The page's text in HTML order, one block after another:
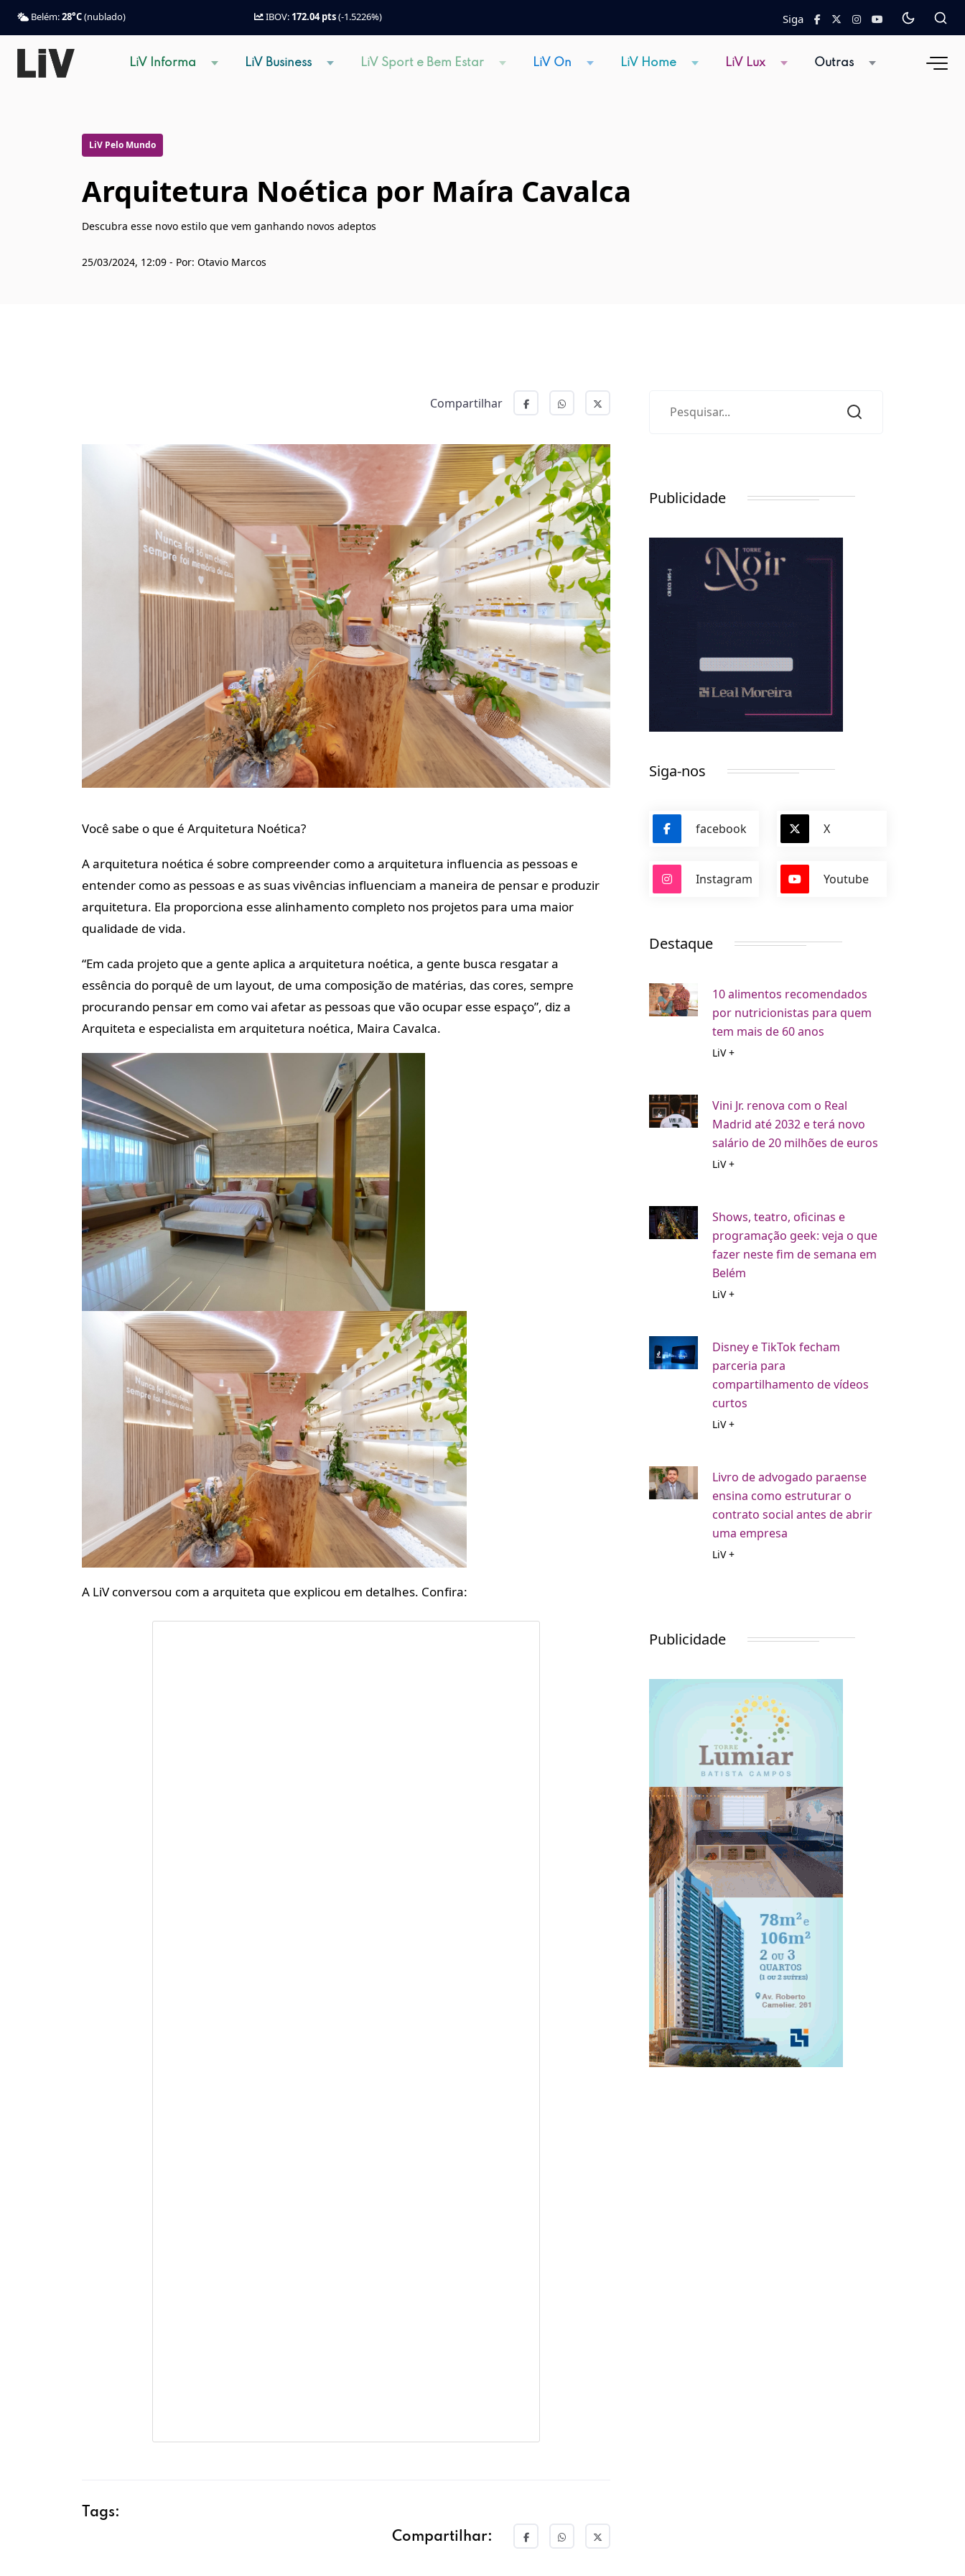
Belém:28°C(nublado) IBOV: 172.04 pts(-1.5226%) Siga
LiV Informa LiV Business LiV Sport e Bem Estar LiV On LiV Home LiV Lux Outras
LiV Pelo Mundo
Arquitetura Noética por Maíra Cavalca
Descubra esse novo estilo que vem ganhando novos adeptos
25/03/2024, 12:09 - Por: Otavio Marcos
Compartilhar
Você sabe o que é Arquitetura Noética?
A arquitetura noética é sobre compreender como a arquitetura influencia as pessoas e
entender como as pessoas e as suas vivências influenciam a maneira de pensar e produzir
arquitetura. Ela proporciona esse alinhamento completo nos projetos para uma maior
qualidade de vida.
“Em cada projeto que a gente aplica a arquitetura noética, a gente busca resgatar a
essência do porquê de um layout, de uma composição de matérias, das cores, sempre
procurando pensar em como vai afetar as pessoas que vão ocupar esse espaço”, diz a
Arquiteta e especialista em arquitetura noética, Maira Cavalca.
A LiV conversou com a arquiteta que explicou em detalhes. Confira:
Tags:
Compartilhar:
Publicidade
Siga-nos
facebook X
Instagram Youtube
Destaque
10 alimentos recomendados
por nutricionistas para quem
tem mais de 60 anos
LiV +
Vini Jr. renova com o Real
Madrid até 2032 e terá novo
salário de 20 milhões de euros
LiV +
Shows, teatro, oficinas e
programação geek: veja o que
fazer neste fim de semana em
Belém
LiV +
Disney e TikTok fecham
parceria para
compartilhamento de vídeos
curtos
LiV +
Livro de advogado paraense
ensina como estruturar o
contrato social antes de abrir
uma empresa
LiV +
Publicidade